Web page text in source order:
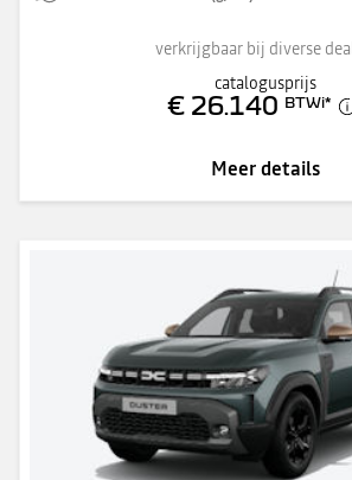
verkrijgbaar bij diverse
catalogusprijs
€ 26.140 BTWi*
Meer details